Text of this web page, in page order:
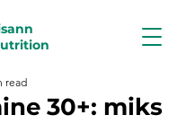
30+: miks
read